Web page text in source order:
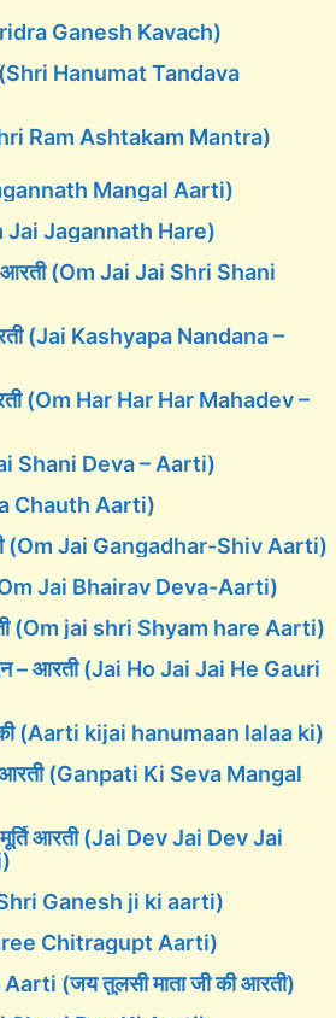
Ganesh Kavach)
(Shri Hanumat Tandava
Ram Ashtakam Mantra)
Mangal Aarti)
Jai Jagannath Hare)
आरती (Om Jai Jai Shri Shani
(Jai Kashyapa Nandana –
(Om Har Har Har Mahadev –
Shani Deva – Aarti)
Chauth Aarti)
(Om Jai Gangadhar-Shiv Aarti)
Jai Bhairav Deva-Aarti)
(Om jai shri Shyam hare Aarti)
– आरती (Jai Ho Jai Jai He Gauri
की (Aarti kijai hanumaan lalaa ki)
आरती (Ganpati Ki Seva Mangal
आरती (Jai Dev Jai Dev Jai
Ganesh ji ki aarti)
Chitragupt Aarti)
(जय तुलसी माता जी की आरती)